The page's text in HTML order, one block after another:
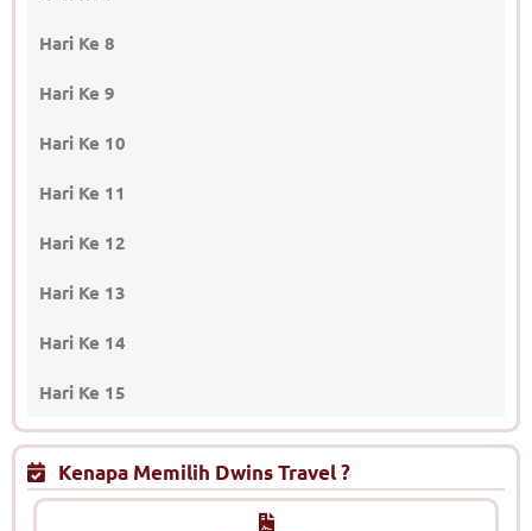
Hari Ke 8
Hari Ke 9
Hari Ke 10
Hari Ke 11
Hari Ke 12
Hari Ke 13
Hari Ke 14
Hari Ke 15
Kenapa Memilih Dwins Travel ?